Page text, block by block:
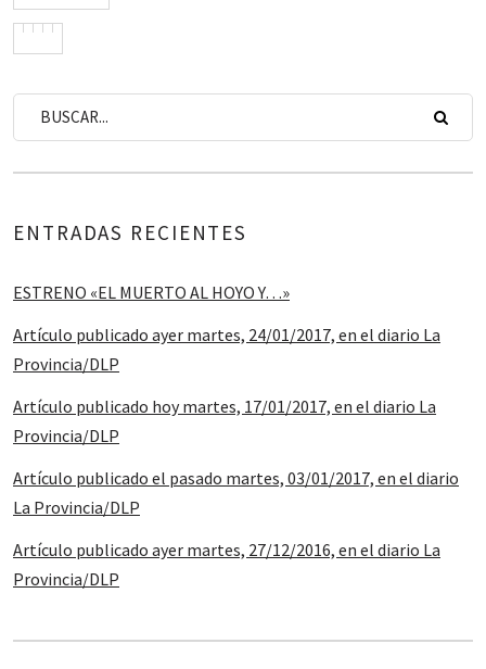
ENTRADAS RECIENTES
ESTRENO «EL MUERTO AL HOYO Y…»
Artículo publicado ayer martes, 24/01/2017, en el diario La
Provincia/DLP
Artículo publicado hoy martes, 17/01/2017, en el diario La
Provincia/DLP
Artículo publicado el pasado martes, 03/01/2017, en el diario
La Provincia/DLP
Artículo publicado ayer martes, 27/12/2016, en el diario La
Provincia/DLP